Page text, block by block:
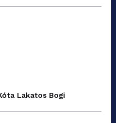
Lakatos Bogi